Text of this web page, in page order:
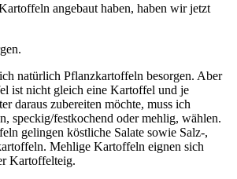
angebaut haben, haben wir jetzt
natürlich Pflanzkartoffeln besorgen. Aber
ist nicht gleich eine Kartoffel und je
daraus zubereiten möchte, muss ich
speckig/festkochend oder mehlig, wählen.
gelingen köstliche Salate sowie Salz-,
Mehlige Kartoffeln eignen sich
Kartoffelteig.